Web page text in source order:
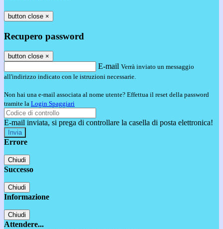
button close ×
Recupero password
button close ×
E-mail Verrà inviato un messaggio
all'indirizzo indicato con le istruzioni necessarie.
Non hai una e-mail associata al nome utente? Effettua il reset della password
tramite la Login Spaggiari
E-mail inviata, si prega di controllare la casella di posta elettronica!
Errore
Chiudi
Successo
Chiudi
Informazione
Chiudi
Attendere...